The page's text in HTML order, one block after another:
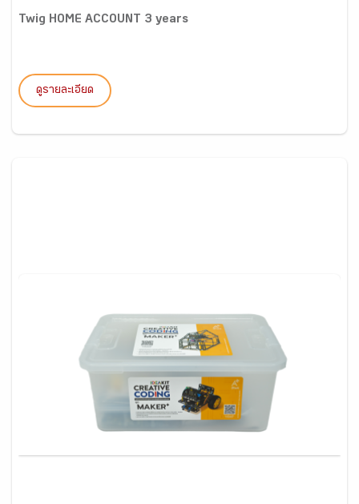
Twig HOME ACCOUNT 3 years
ดูรายละเอียด